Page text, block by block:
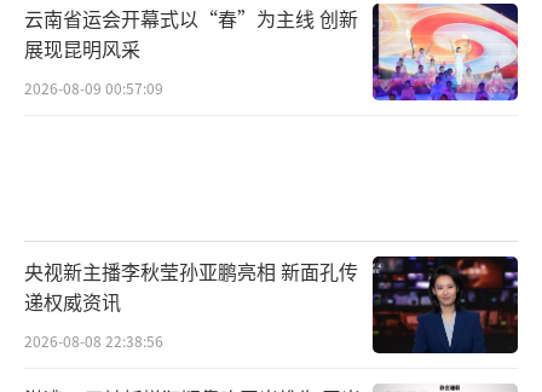
云南省运会开幕式以“春”为主线 创新
展现昆明风采
2026-08-09 00:57:09
央视新主播李秋莹孙亚鹏亮相 新面孔传
递权威资讯
2026-08-08 22:38:56